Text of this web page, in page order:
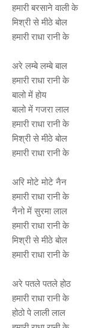
हमारी बरसाने वाली के
मिश्री से मीठे बोल
हमारी राधा रानी के
अरे लम्बे लम्बे बाल
हमारी राधा रानी के
बालो में होय
बालो में गजरा लाल
हमारी राधा रानी के
मिश्री से मीठे बोल
हमारी राधा रानी के
अरि मोटे मोटे नैन
हमारी राधा रानी के
नैनो में सुरमा लाल
हमारी राधा रानी के
मिश्री से मीठे बोल
हमारी राधा रानी के
अरे पतले पतले होठ
हमारी राधा रानी के
होठो पे लाली लाल